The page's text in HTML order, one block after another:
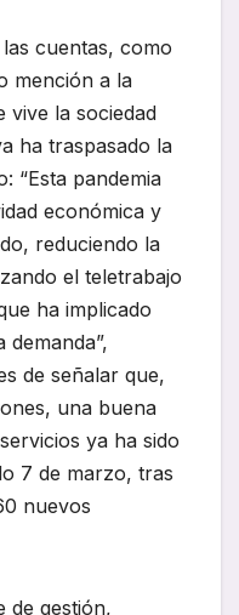
cuentas, como
mención a la
vive la sociedad
ha traspasado la
“Esta pandemia
económica y
reduciendo la
el teletrabajo
ha implicado
de señalar que,
una buena
ya ha sido
7 de marzo, tras
nuevos
de gestión,